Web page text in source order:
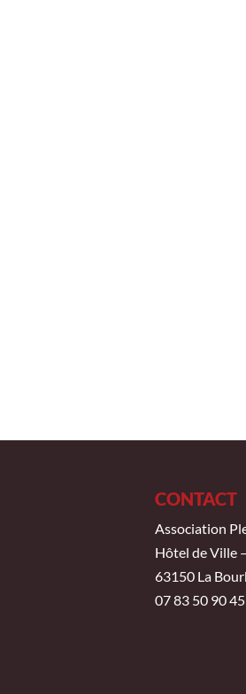
CONTACT
Association
Hôtel de Ville
63150 La
07 83 50 90 45